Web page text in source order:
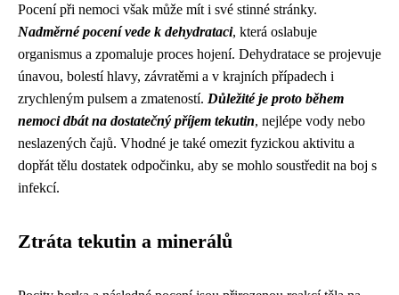
Pocení při nemoci však může mít i své stinné stránky.
Nadměrné pocení vede k dehydrataci, která oslabuje
organismus a zpomaluje proces hojení. Dehydratace se projevuje
únavou, bolestí hlavy, závratěmi a v krajních případech i
zrychleným pulsem a zmateností. Důležité je proto během
nemoci dbát na dostatečný příjem tekutin, nejlépe vody nebo
neslazených čajů. Vhodné je také omezit fyzickou aktivitu a
dopřát tělu dostatek odpočinku, aby se mohlo soustředit na boj s
infekcí.
Ztráta tekutin a minerálů